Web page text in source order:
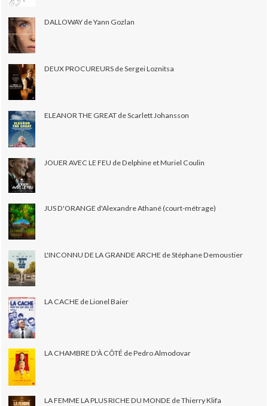
DALLOWAY de Yann Gozlan
DEUX PROCUREURS de Sergei Loznitsa
ELEANOR THE GREAT de Scarlett Johansson
JOUER AVEC LE FEU de Delphine et Muriel Coulin
JUS D'ORANGE d'Alexandre Athané (court-métrage)
L'INCONNU DE LA GRANDE ARCHE de Stéphane Demoustier
LA CACHE de Lionel Baier
LA CHAMBRE D'À CÔTÉ de Pedro Almodovar
LA FEMME LA PLUS RICHE DU MONDE de Thierry Klifa